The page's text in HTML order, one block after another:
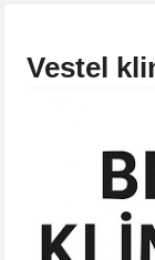
Vestel